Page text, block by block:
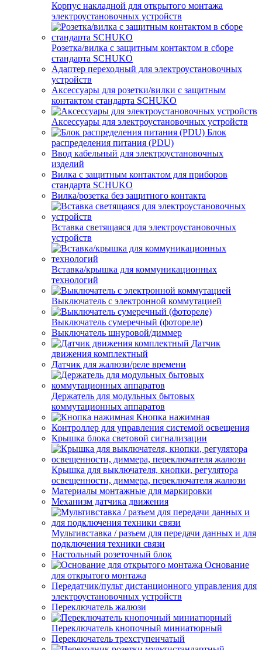
Корпус накладной для открытого монтажа
электроустановочных устройств
Розетка/вилка с защитным контактом в сборе
стандарта SCHUKO
Адаптер переходный для электроустановочных
устройств
Аксессуары для розетки/вилки с защитным
контактом стандарта SCHUKO
Аксессуары для электроустановочных устройств
Блок
распределения питания (PDU)
Ввод кабельный для электроустановочных
изделий
Вилка с защитным контактом для приборов
стандарта SCHUKO
Вилка/розетка без защитного контакта
Вставка светящаяся для электроустановочных
устройств
Вставка/крышка для коммуникационных
технологий
Выключатель с электронной коммутацией
Выключатель сумеречный (фотореле)
Выключатель шнуровой/диммер
Датчик
движения комплектный
Датчик для жалюзи/реле времени
Держатель для модульных бытовых
коммутационных аппаратов
Кнопка нажимная
Контроллер для управления системой освещения
Крышка блока световой сигнализации
Крышка для выключателя, кнопки, регулятора
освещенности, диммера, переключателя жалюзи
Материалы монтажные для маркировки
Механизм датчика движения
Мультивставка / разъем для передачи данных и для
подключения техники связи
Настольный розеточный блок
Основание
для открытого монтажа
Передатчик/пульт дистанционного управления для
электроустановочных устройств
Переключатель жалюзи
Переключатель кнопочный миниатюрный
Переключатель трехступенчатый